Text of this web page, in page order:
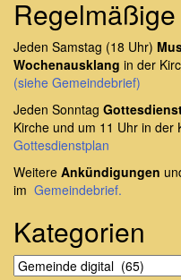
Jeden Samstag (18 Uhr)
Wochenausklang in der
(siehe Gemeindebrief)
Jeden Sonntag
Kirche und um 11 Uhr in der
Gottesdienstplan
Weitere Ankündigungen
im Gemeindebrief.
Kategorien
Kategorien